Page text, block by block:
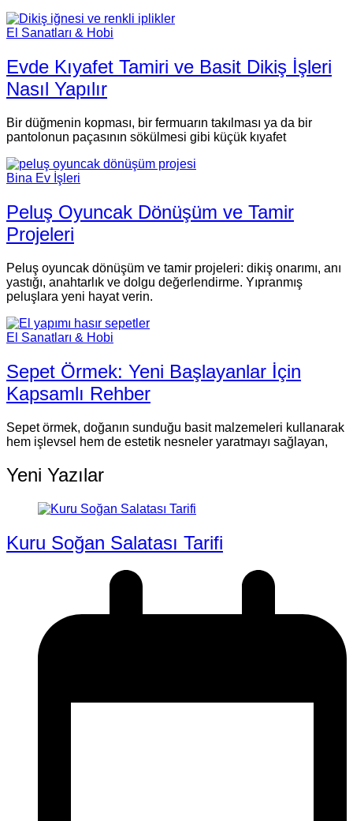
El Sanatları & Hobi
Evde Kıyafet Tamiri ve Basit Dikiş İşleri
Nasıl Yapılır
Bir düğmenin kopması, bir fermuarın takılması ya da bir
pantolonun paçasının sökülmesi gibi küçük kıyafet
Bina Ev İşleri
Peluş Oyuncak Dönüşüm ve Tamir
Projeleri
Peluş oyuncak dönüşüm ve tamir projeleri: dikiş onarımı, anı
yastığı, anahtarlık ve dolgu değerlendirme. Yıpranmış
peluşlara yeni hayat verin.
El Sanatları & Hobi
Sepet Örmek: Yeni Başlayanlar İçin
Kapsamlı Rehber
Sepet örmek, doğanın sunduğu basit malzemeleri kullanarak
hem işlevsel hem de estetik nesneler yaratmayı sağlayan,
Yeni Yazılar
Kuru Soğan Salatası Tarifi